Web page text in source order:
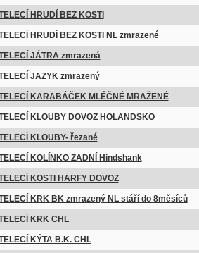
HRUDÍ BEZ KOSTI
HRUDÍ BEZ KOSTI NL zmrazené
JÁTRA zmrazená
JAZYK zmrazený
KARABÁČEK MLÉČNÉ MRAŽENÉ
KLOUBY DOVOZ HOLANDSKO
KLOUBY- řezané
KOLÍNKO ZADNÍ Hindshank
KOSTI HARFY DOVOZ
KRK BK zmrazený NL stáří do 8měsíců
KRK CHL
KÝTA B.K. CHL